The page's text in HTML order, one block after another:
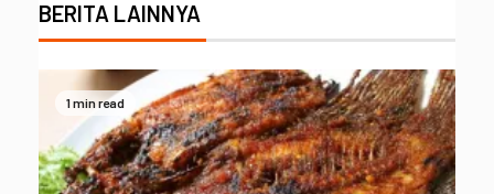
BERITA LAINNYA
1 min read